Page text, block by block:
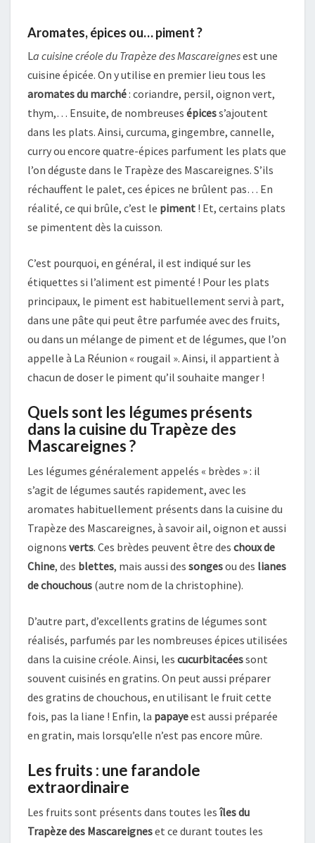
Aromates, épices ou… piment ?
La cuisine créole du Trapèze des Mascareignesest une
cuisine épicée. On y utilise en premier lieu tous les
aromates du marché: coriandre, persil, oignon vert,
thym,… Ensuite, de nombreuses épicess’ajoutent
dans les plats. Ainsi, curcuma, gingembre, cannelle,
curry ou encore quatre-épices parfument les plats que
l’on déguste dans le Trapèze des Mascareignes. S’ils
réchauffent le palet, ces épices ne brûlent pas… En
réalité, ce qui brûle, c’est le piment ! Et, certains plats
se pimentent dès la cuisson.
C’est pourquoi, en général, il est indiqué sur les
étiquettes si l’aliment est pimenté ! Pour les plats
principaux, le piment est habituellement servi à part,
dans une pâte qui peut être parfumée avec des fruits,
ou dans un mélange de piment et de légumes, que l’on
appelle à La Réunion « rougail ». Ainsi, il appartient à
chacun de doser le piment qu’il souhaite manger !
Quels sont les légumes présents
dans la cuisine du Trapèze des
Mascareignes ?
Les légumes généralement appelés « brèdes » : il
s’agit de légumes sautés rapidement, avec les
aromates habituellement présents dans la cuisine du
Trapèze des Mascareignes, à savoir ail, oignon et aussi
oignons verts. Ces brèdes peuvent être des choux de
Chine, des blettes, mais aussi des songesou des lianes
de chouchous (autre nom de la christophine).
D’autre part, d’excellents gratins de légumes sont
réalisés, parfumés par les nombreuses épices utilisées
dans la cuisine créole. Ainsi, les cucurbitacéessont
souvent cuisinés en gratins. On peut aussi préparer
des gratins de chouchous, en utilisant le fruit cette
fois, pas la liane ! Enfin, la papayeest aussi préparée
en gratin, mais lorsqu’elle n’est pas encore mûre.
Les fruits : une farandole
extraordinaire
Les fruits sont présents dans toutes les îles du
Trapèze des Mascareigneset ce durant toutes les